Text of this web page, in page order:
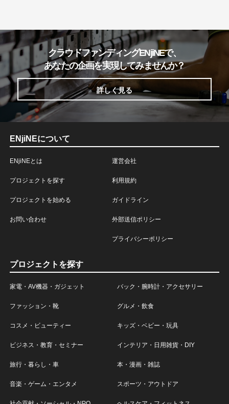
クラウドファンディングENjiNEで、
あなたの企画を実現してみませんか？
詳しく見る
ENjiNEについて
ENjiNEとは
プロジェクトを探す
プロジェクトを始める
お問い合わせ
運営会社
利用規約
ガイドライン
外部送信ポリシー
プライバシーポリシー
プロジェクトを探す
家電・AV機器・ガジェット バック・腕時計・アクセサリー
ファッション・靴 グルメ・飲食
コスメ・ビューティー キッズ・ベビー・玩具
ビジネス・教育・セミナー インテリア・日用雑貨・DIY
旅行・暮らし・車 本・漫画・雑誌
音楽・ゲーム・エンタメ スポーツ・アウトドア